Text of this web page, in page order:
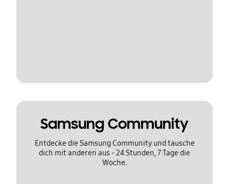
Samsung Community
Entdecke die Samsung Community und tausche
dich mit anderen aus - 24 Stunden, 7 Tage die
Woche.